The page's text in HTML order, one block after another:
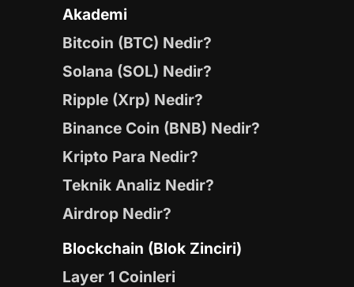
Akademi
Bitcoin (BTC) Nedir?
Solana (SOL) Nedir?
Ripple (Xrp) Nedir?
Binance Coin (BNB) Nedir?
Kripto Para Nedir?
Teknik Analiz Nedir?
Airdrop Nedir?
Blockchain (Blok Zinciri)
Layer 1 Coinleri